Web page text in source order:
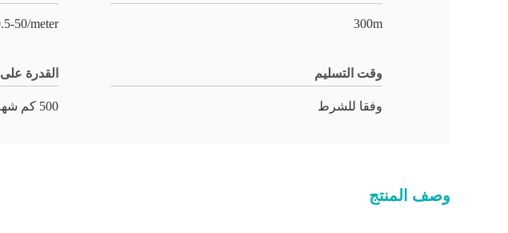
300m
50/meter
وقت التسليم
وفقا للشرط
القدرة
500 كم شهريا
وصف المنتج